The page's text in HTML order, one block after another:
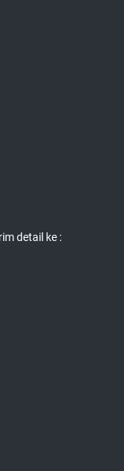
detail ke :